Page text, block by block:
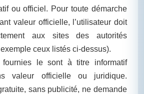
ou officiel. Pour toute démarche
valeur officielle, l’utilisateur doit
aux sites des autorités
ceux listés ci-dessus).
fournies le sont à titre informatif
valeur officielle ou juridique.
sans publicité, ne demande